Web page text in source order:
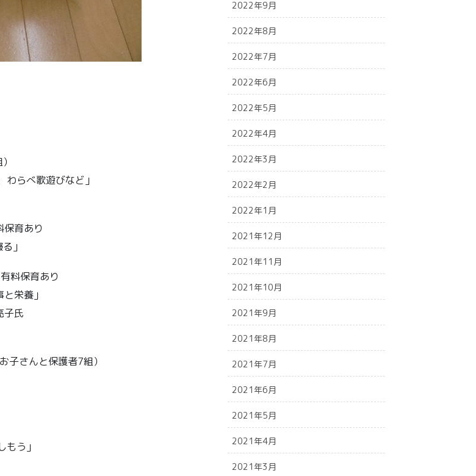
らべ歌遊びなど」
育あり
」
料保育あり
栄養」
子氏
さんと保護者7組）
う」
2022年9月
2022年8月
2022年7月
2022年6月
2022年5月
2022年4月
2022年3月
2022年2月
2022年1月
2021年12月
2021年11月
2021年10月
2021年9月
2021年8月
2021年7月
2021年6月
2021年5月
2021年4月
2021年3月